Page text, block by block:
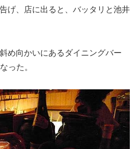
げ、店に出ると、バッタリと池井
め向かいにあるダイニングバー
った。